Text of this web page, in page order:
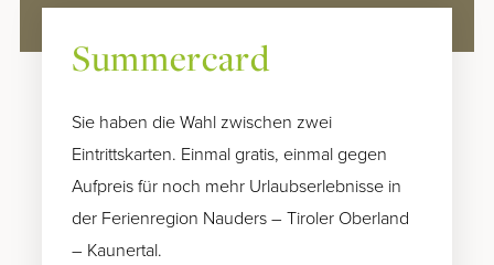
Summercard
Sie haben die Wahl zwischen zwei
Eintrittskarten. Einmal gratis, einmal gegen
Aufpreis für noch mehr Urlaubserlebnisse in
der Ferienregion Nauders – Tiroler Oberland
– Kaunertal.